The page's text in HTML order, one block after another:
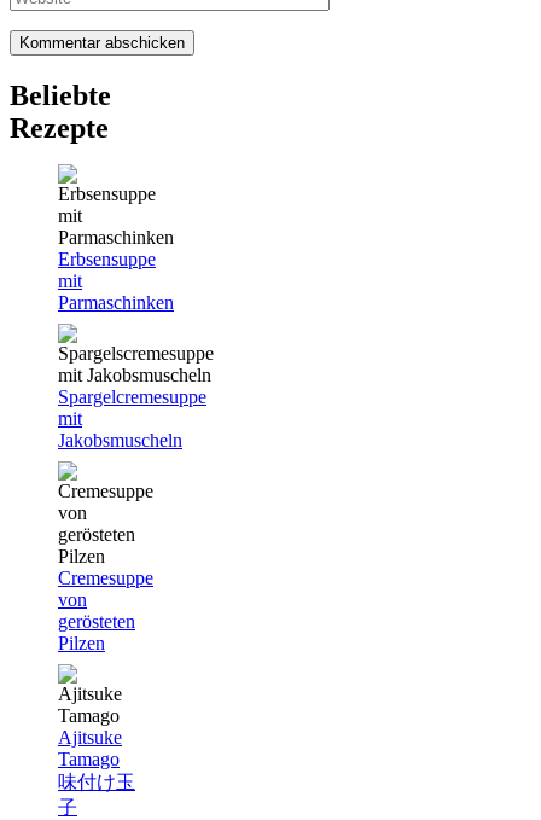
Beliebte
Rezepte
Erbsensuppe
mit
Parmaschinken
Spargelcremesuppe
mit
Jakobsmuscheln
Cremesuppe
von
gerösteten
Pilzen
Ajitsuke
Tamago
味付け玉
子